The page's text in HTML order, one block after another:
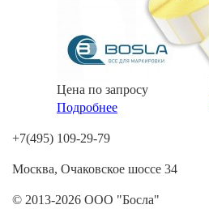
Цена по запросу
Подробнее
+7(495) 109-29-79
Москва, Очаковское шоссе 34
© 2013-2026 ООО "Босла"